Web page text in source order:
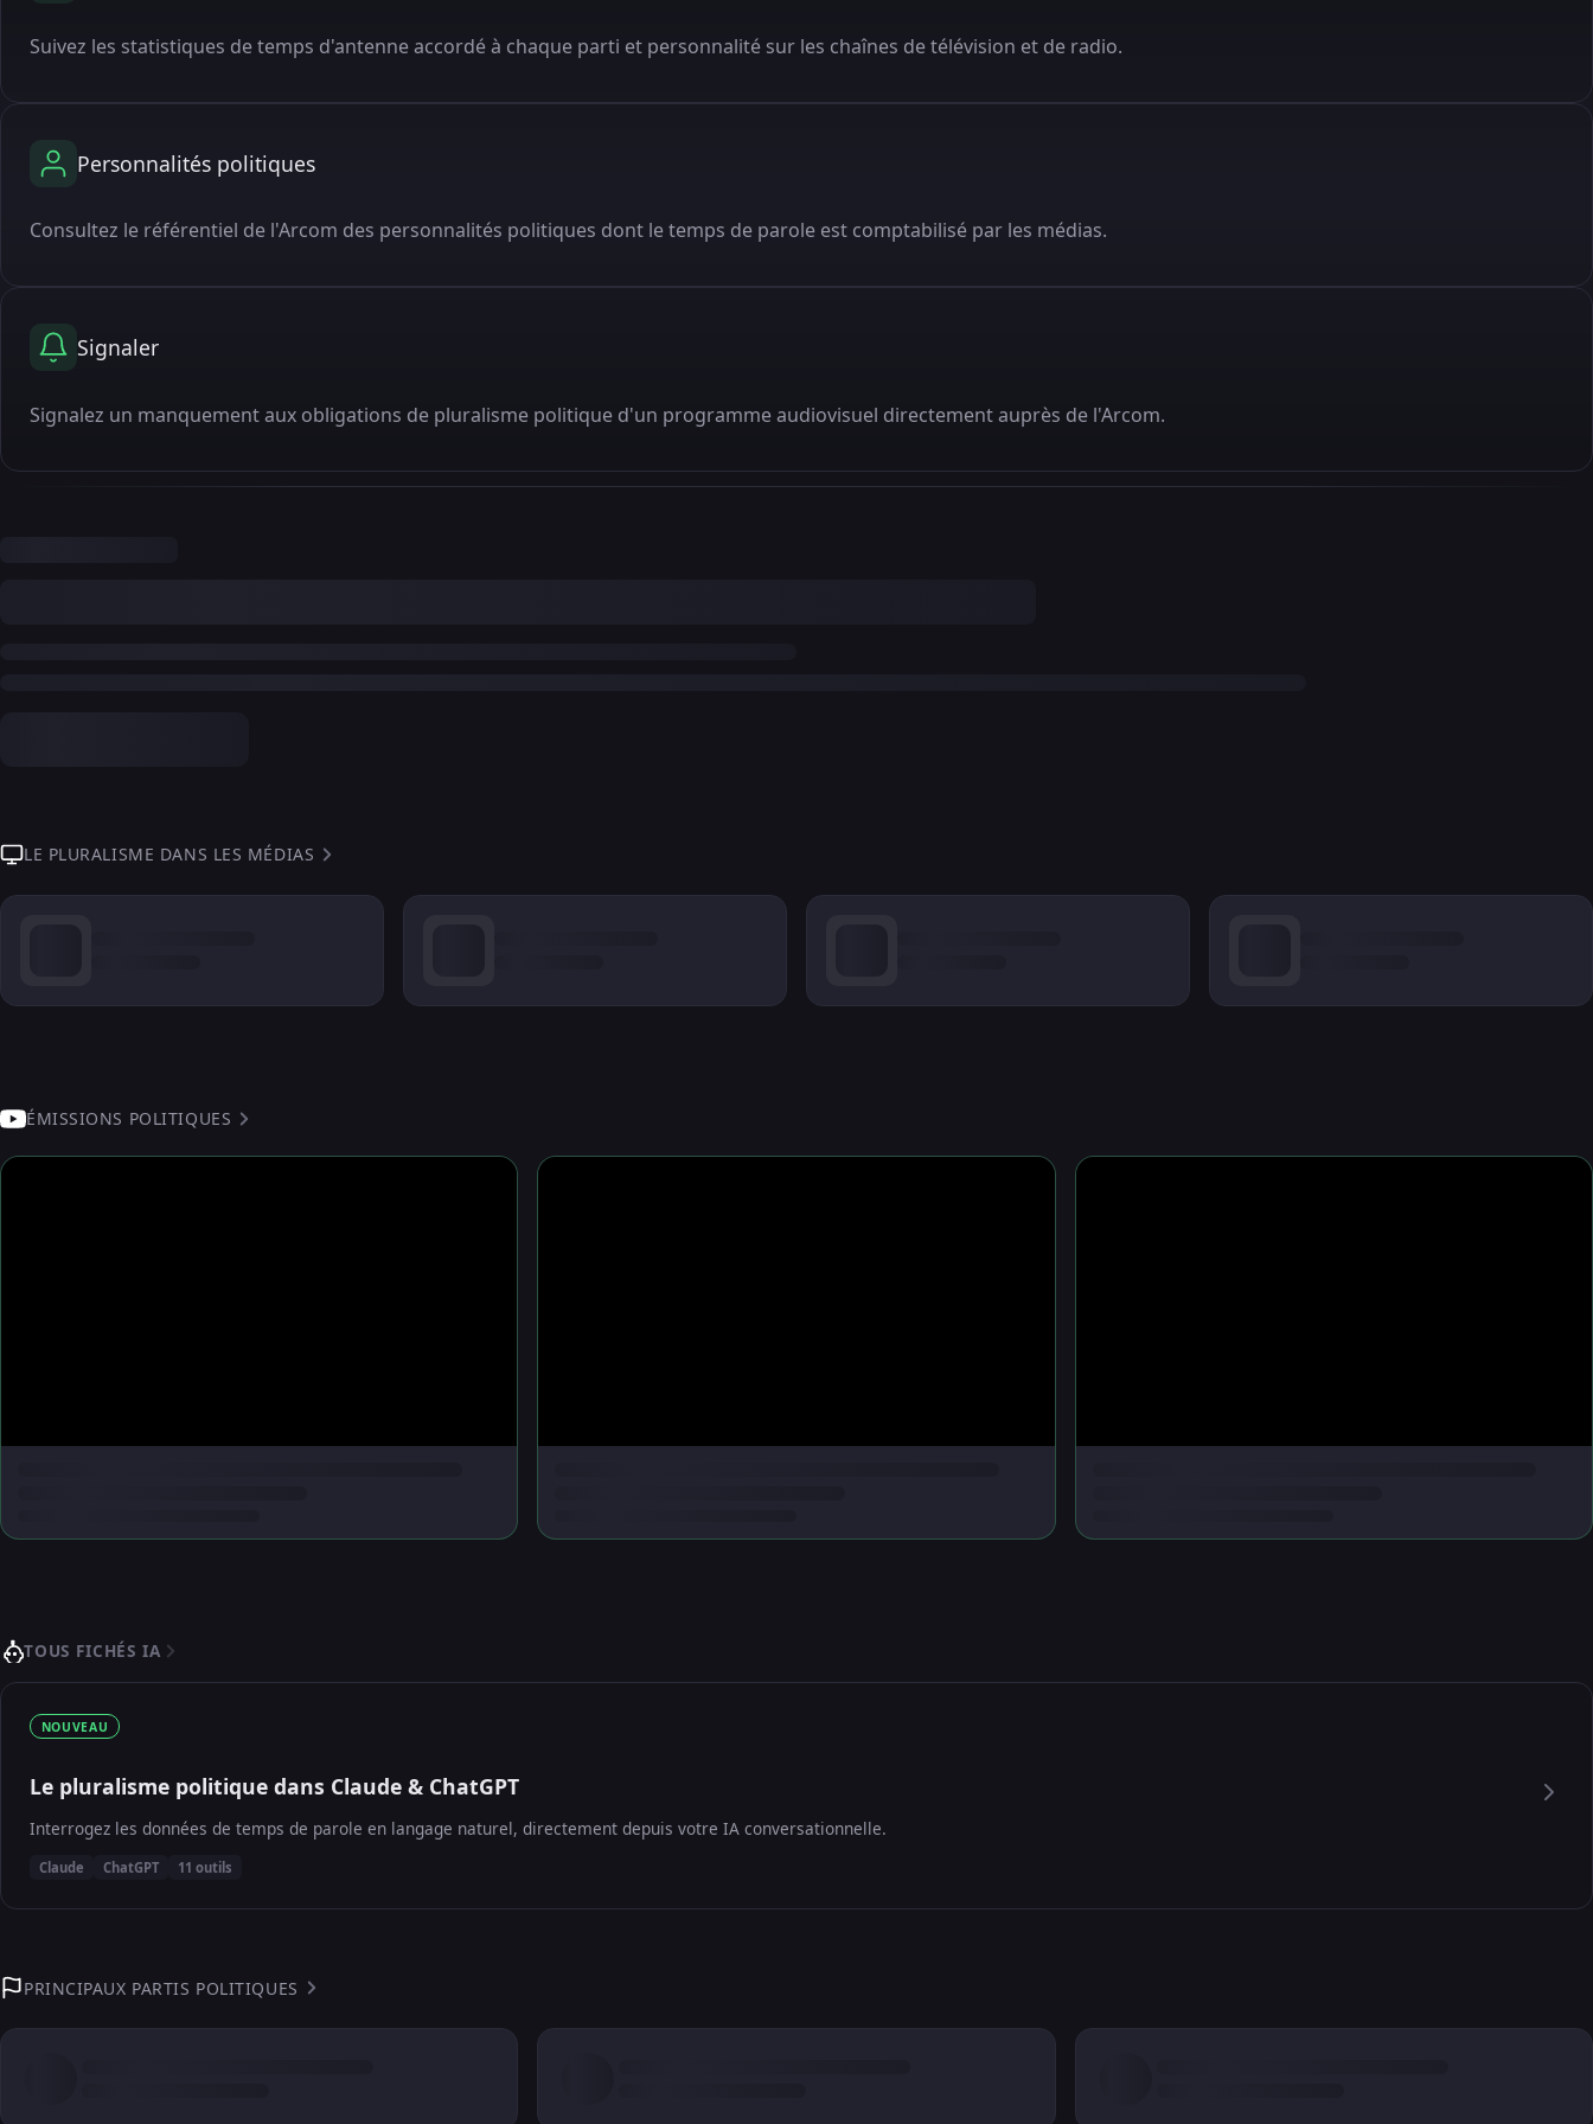
Suivez les statistiques de temps d'antenne accordé à chaque parti et personnalité sur les chaînes de télévision et de radio.
Personnalités politiques
Consultez le référentiel de l'Arcom des personnalités politiques dont le temps de parole est comptabilisé par les médias.
Signaler
Signalez un manquement aux obligations de pluralisme politique d'un programme audiovisuel directement auprès de l'Arcom.
LE PLURALISME DANS LES MÉDIAS
ÉMISSIONS POLITIQUES
TOUS FICHÉS IA
NOUVEAU
Le pluralisme politique dans Claude & ChatGPT
Interrogez les données de temps de parole en langage naturel, directement depuis votre IA conversationnelle.
Claude ChatGPT 11 outils
PRINCIPAUX PARTIS POLITIQUES